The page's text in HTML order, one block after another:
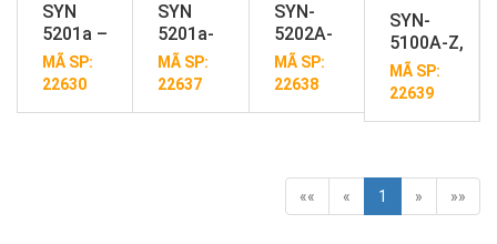
SYN
5201a –
Z, V-
2277 -
MÃ SP:
22630
SYN
5201a-
Z.V271
- THIẾT
MÃ SP:
22637
SYN-
5202A-
Z, V217
- THIẾT
SYNCHROTACT
5 SYN-
MÃ SP:
22638
SYN-
5100A-Z,
V221 -
THIẾT BỊ
SYN-
5100A-Z,
MÃ SP:
22639
«« « 1 » »»